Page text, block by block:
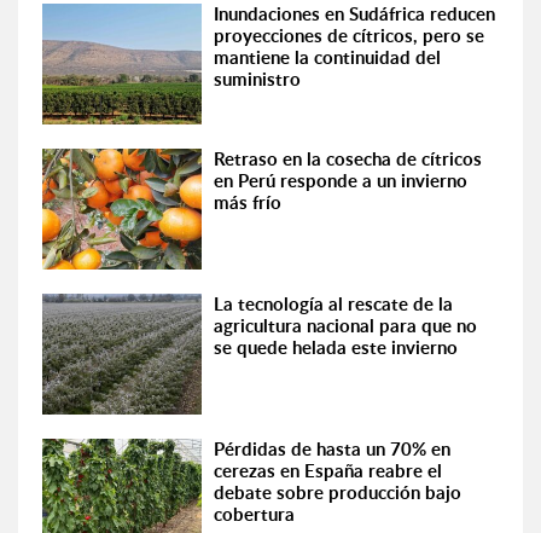
Inundaciones en Sudáfrica reducen
proyecciones de cítricos, pero se
mantiene la continuidad del
suministro
Retraso en la cosecha de cítricos
en Perú responde a un invierno
más frío
La tecnología al rescate de la
agricultura nacional para que no
se quede helada este invierno
Pérdidas de hasta un 70% en
cerezas en España reabre el
debate sobre producción bajo
cobertura